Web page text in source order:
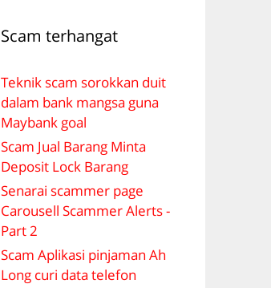
Scam terhangat
Teknik scam sorokkan duit
dalam bank mangsa guna
Maybank goal
Scam Jual Barang Minta
Deposit Lock Barang
Senarai scammer page
Carousell Scammer Alerts -
Part 2
Scam Aplikasi pinjaman Ah
Long curi data telefon